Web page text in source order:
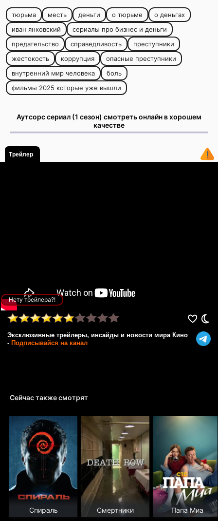
тюрьма месть деньги о тюрьме
о деньгах
иван янковский
сериалы про бизнес и деньги
предательство
справедливость
преступники
жестокость
коррупция
опасные преступники
внутренний мир человека
боль
фильмы 2025 которые уже вышли
Аутсорс сериал (1 сезон) смотреть онлайн в хорошем
качестве
Трейлер
Нету трейлера?!
Эксклюзивные трейлеры, инсайды и новости мира Кино
- Подписывайся на канал
Сейчас также смотрят
Спираль Смертники Папа Миа